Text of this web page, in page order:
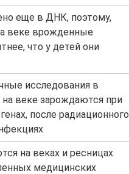
еще в ДНК, поэтому,
веке врожденные
что у детей они
исследования в
веке зарождаются при
после радиационного
на веках и ресницах
медицинских